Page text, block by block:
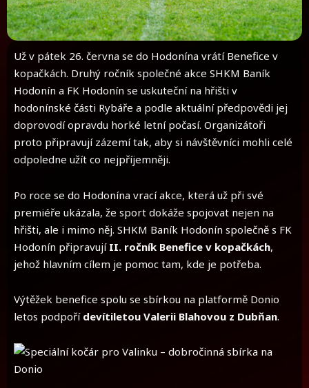
Už v pátek 26. června se do Hodonína vrátí Benefice v
kopačkách. Druhý ročník společné akce SHKM Baník
Hodonín a FK Hodonín se uskuteční na hřišti v
hodonínské části Rybáře a podle aktuální předpovědi jej
doprovodí opravdu horké letní počasí. Organizátoři
proto připravují zázemí tak, aby si návštěvníci mohli celé
odpoledne užít co nejpříjemněji.
Po roce se do Hodonína vrací akce, která už při své
premiéře ukázala, že sport dokáže spojovat nejen na
hřišti, ale i mimo něj. SHKM Baník Hodonín společně s FK
Hodonín připravují II. ročník Benefice v kopačkách,
jehož hlavním cílem je pomoc tam, kde je potřeba.
Výtěžek benefice spolu se sbírkou na platformě Donio
letos podpoří devítiletou Valerii Blahovou z Dubňan.